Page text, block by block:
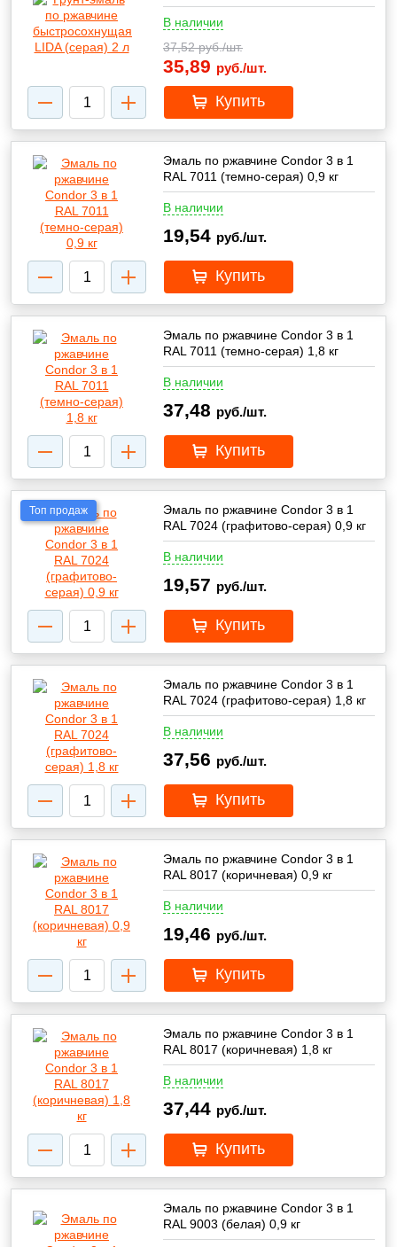
В наличии
37,52руб./шт.
35,89 руб./шт.
Купить
Эмаль по ржавчине Condor 3 в 1
RAL 7011 (темно-серая) 0,9 кг
В наличии
19,54 руб./шт.
Купить
Эмаль по ржавчине Condor 3 в 1
RAL 7011 (темно-серая) 1,8 кг
В наличии
37,48 руб./шт.
Купить
Топ продаж
Эмаль по ржавчине Condor 3 в 1
RAL 7024 (графитово-серая) 0,9 кг
В наличии
19,57 руб./шт.
Купить
Эмаль по ржавчине Condor 3 в 1
RAL 7024 (графитово-серая) 1,8 кг
В наличии
37,56 руб./шт.
Купить
Эмаль по ржавчине Condor 3 в 1
RAL 8017 (коричневая) 0,9 кг
В наличии
19,46 руб./шт.
Купить
Эмаль по ржавчине Condor 3 в 1
RAL 8017 (коричневая) 1,8 кг
В наличии
37,44 руб./шт.
Купить
Эмаль по ржавчине Condor 3 в 1
RAL 9003 (белая) 0,9 кг